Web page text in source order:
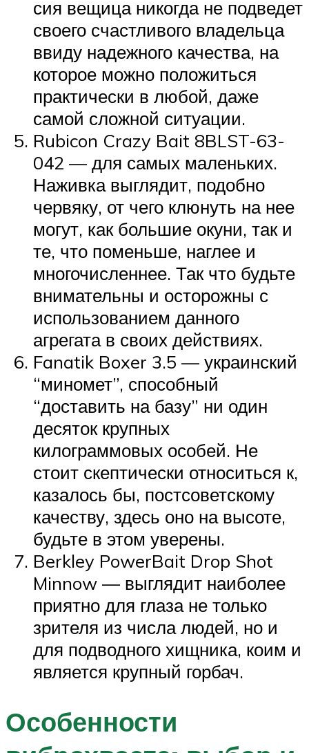
сия вещица никогда не подведет
своего счастливого владельца
ввиду надежного качества, на
которое можно положиться
практически в любой, даже
самой сложной ситуации.
Rubicon Crazy Bait 8BLST-63-
042 — для самых маленьких.
Наживка выглядит, подобно
червяку, от чего клюнуть на нее
могут, как большие окуни, так и
те, что поменьше, наглее и
многочисленнее. Так что будьте
внимательны и осторожны с
использованием данного
агрегата в своих действиях.
Fanatik Boxer 3.5 — украинский
“миномет”, способный
“доставить на базу” ни один
десяток крупных
килограммовых особей. Не
стоит скептически относиться к,
казалось бы, постсоветскому
качеству, здесь оно на высоте,
будьте в этом уверены.
Berkley PowerBait Drop Shot
Minnow — выглядит наиболее
приятно для глаза не только
зрителя из числа людей, но и
для подводного хищника, коим и
является крупный горбач.
Особенности